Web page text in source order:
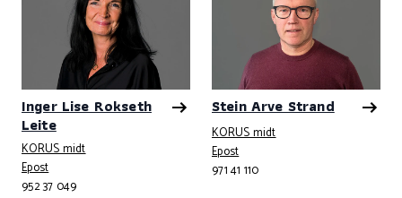
Inger Lise Rokseth
Leite
KORUS midt
EpostTelefonnummer
952 37 049
Stein Arve Strand
KORUS midt
EpostTelefonnummer
971 41 110